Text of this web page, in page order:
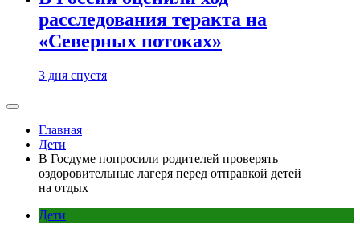
расследования теракта на
«Северных потоках»
3 дня спустя
Главная
Дети
В Госдуме попросили родителей проверять
оздоровительные лагеря перед отправкой детей
на отдых
Дети